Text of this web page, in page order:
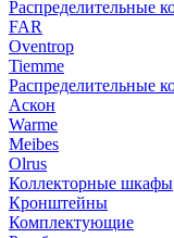
Распределительные
FAR
Oventrop
Tiemme
Распределительные
Аскон
Warme
Meibes
Olrus
Коллекторные шкафы
Кронштейны
Комплектующие